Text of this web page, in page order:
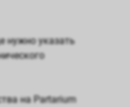
нужно указать
на Partarium